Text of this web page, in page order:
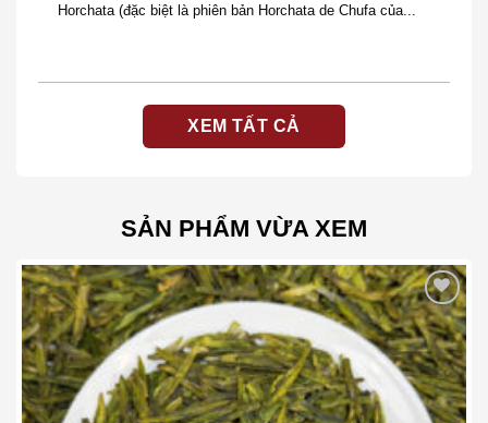
Horchata (đặc biệt là phiên bản Horchata de Chufa của...
XEM TẤT CẢ
SẢN PHẨM VỪA XEM
Add to wishlist